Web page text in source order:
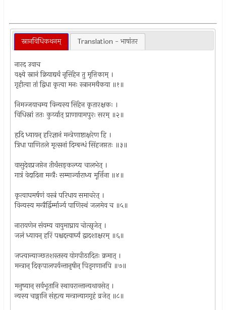
स्नानविधिकथनम् Translation - भाषांतर
नारद उवाच
वक्ष्ये स्नानं क्रियाद्यर्थं नृसिंहेन तु मृत्तिकाम् ।
गृहीत्वा तां द्विधा कृत्वा मनः स्त्रानमथैकया ॥१॥
निमज्जयाचम्य विन्यस्य सिंहेन कृतारक्षकः ।
विधिस्नां ततः कुर्य्यात् प्राणायामपुरः सरम् ॥२॥
हृदि ध्यायन् हरिज्ञानं मन्त्रेणाष्टाक्षरेण हि ।
त्रिधा पाणितले मृत्सनां दिग्बन्धं सिंहजप्ततः ॥३॥
वासुदेवप्रजप्तेन तीर्थंसङ्कल्प्य चालभेत् ।
गात्रं वेदादिना मन्त्रैः सम्मार्ज्याराध्य मूर्त्तिना ॥४॥
कृत्वाघमर्षणं वस्त्रं परिधाय समाचरेत् ।
विन्यस्य मन्त्रैर्द्विर्म्मार्ज्य पाणिस्थं जलमेव च ॥५॥
नारायणेन संयम्य वायुमाघ्राय चोत्सृजेत् ।
जलं ध्यायन् हरिं पश्चद्दत्त्वार्घ्यं द्वादशाक्षरम् ॥६॥
जप्त्वान्याञ्छतशस्तस्य योगपीठादितः क्रमात् ।
मन्त्रान् दिक्‌पालपर्यन्तानृषीन् पितृगणानपि ॥७॥
मनुष्यान् सर्वभूतानि स्थावरान्तान्यथावसेत् ।
न्यस्य चाङ्गानि संहृत्य मन्त्रान्यागगृहं व्रजेत् ॥८॥